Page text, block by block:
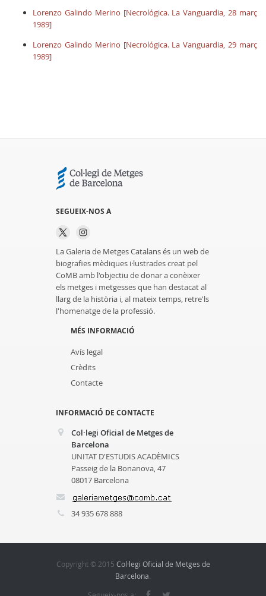
Lorenzo Galindo Merino [Necrológica. La Vanguardia, 28 març
1989]
Lorenzo Galindo Merino [Necrológica. La Vanguardia, 29 març
1989]
SEGUEIX-NOS A
La Galeria de Metges Catalans és un web de
biografies mèdiques i·lustrades creat pel
CoMB amb l'objectiu de donar a conèixer
els metges i metgesses que han destacat al
llarg de la història i, al mateix temps, retre'ls
l'homenatge de la professió.
MÉS INFORMACIÓ
Avís legal
Crèdits
Contacte
INFORMACIÓ DE CONTACTE
Col·legi Oficial de Metges de
Barcelona
UNITAT D'ESTUDIS ACADÈMICS
Passeig de la Bonanova, 47
08017 Barcelona
34 935 678 888
Copyright © 2015 Col·legi Oficial de Metges de
Barcelona.